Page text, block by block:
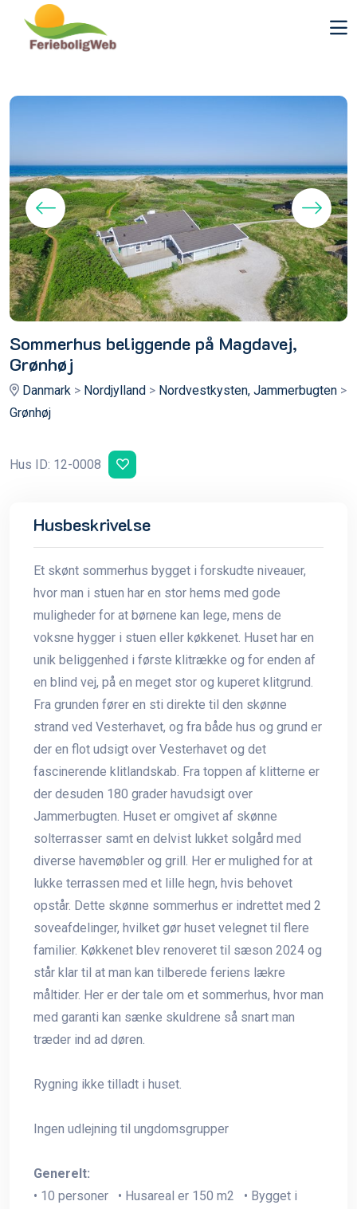
Sommerhus beliggende på Magdavej,
Grønhøj
Danmark > Nordjylland > Nordvestkysten, Jammerbugten >
Grønhøj
Hus ID: 12-0008
Husbeskrivelse
Et skønt sommerhus bygget i forskudte niveauer,
hvor man i stuen har en stor hems med gode
muligheder for at børnene kan lege, mens de
voksne hygger i stuen eller køkkenet. Huset har en
unik beliggenhed i første klitrække og for enden af
en blind vej, på en meget stor og kuperet klitgrund.
Fra grunden fører en sti direkte til den skønne
strand ved Vesterhavet, og fra både hus og grund er
der en flot udsigt over Vesterhavet og det
fascinerende klitlandskab. Fra toppen af klitterne er
der desuden 180 grader havudsigt over
Jammerbugten. Huset er omgivet af skønne
solterrasser samt en delvist lukket solgård med
diverse havemøbler og grill. Her er mulighed for at
lukke terrassen med et lille hegn, hvis behovet
opstår. Dette skønne sommerhus er indrettet med 2
soveafdelinger, hvilket gør huset velegnet til flere
familier. Køkkenet blev renoveret til sæson 2024 og
står klar til at man kan tilberede feriens lækre
måltider. Her er der tale om et sommerhus, hvor man
med garanti kan sænke skuldrene så snart man
træder ind ad døren.
Rygning ikke tilladt i huset.
Ingen udlejning til ungdomsgrupper
Generelt:
• 10 personer • Husareal er 150 m2 • Bygget i